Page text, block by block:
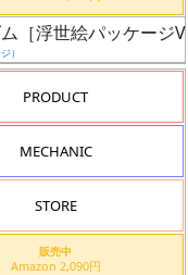
［浮世絵パッケージ
）
PRODUCT
MECHANIC
STORE
販売中
Amazon 2,090円